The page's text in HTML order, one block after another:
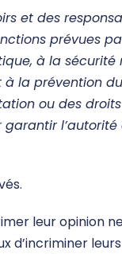
et des
prévues
à la
à la prévention
ou des
leur opinion
d’incriminer